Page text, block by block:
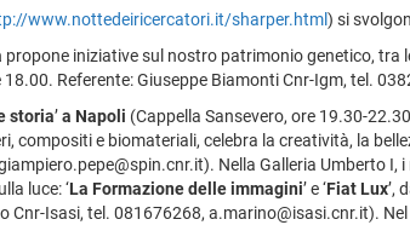
www.nottedeiricercatori.it/sharper.html) si
propone iniziative sul nostro patrimonio genetico, tra
18.00. Referente: Giuseppe Biamonti Cnr-Igm, tel.
storia’a Napoli (Cappella Sansevero, ore 19.30-
compositi e biomateriali, celebra la creatività, la
Nella Galleria Umberto
luce: ‘La Formazione delle immagini’ e ‘Fiat Lux’,
Isasi, tel. 081676268, a.marino@isasi.cnr.it). Nel